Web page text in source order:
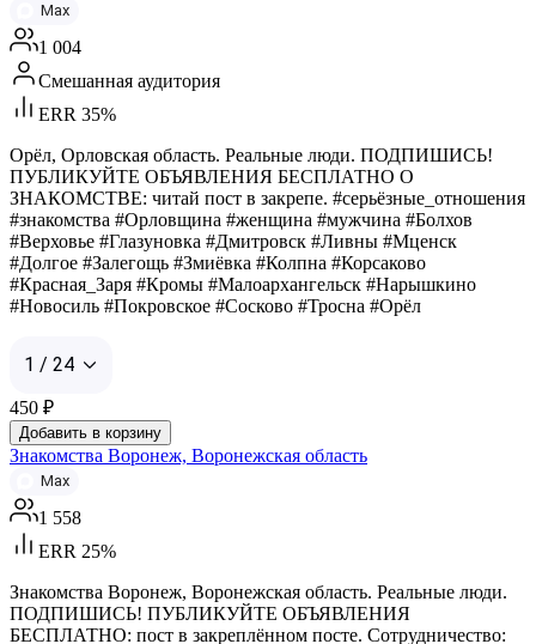
Max
1 004
Смешанная аудитория
ERR 35%
Орёл, Орловская область. Реальные люди. ПОДПИШИСЬ!
ПУБЛИКУЙТЕ ОБЪЯВЛЕНИЯ БЕСПЛАТНО О
ЗНАКОМСТВЕ: читай пост в закрепе. #серьёзные_отношения
#знакомства #Орловщина #женщина #мужчина #Болхов
#Верховье #Глазуновка #Дмитровск #Ливны #Мценск
#Долгое #Залегощь #Змиёвка #Колпна #Корсаково
#Красная_Заря #Кромы #Малоархангельск #Нарышкино
#Новосиль #Покровское #Сосково #Тросна #Орёл
1 / 24
450 ₽
Добавить в корзину
Знакомства Воронеж, Воронежская область
Max
1 558
ERR 25%
Знакомства Воронеж, Воронежская область. Реальные люди.
ПОДПИШИСЬ! ПУБЛИКУЙТЕ ОБЪЯВЛЕНИЯ
БЕСПЛАТНО: пост в закреплённом посте. Cотрудничество: